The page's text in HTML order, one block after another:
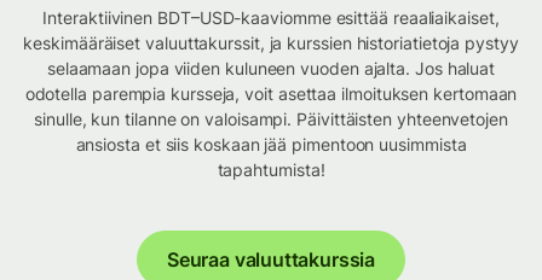
Interaktiivinen BDT–USD-kaaviomme esittää reaaliaikaiset,
keskimääräiset valuuttakurssit, ja kurssien historiatietoja pystyy
selaamaan jopa viiden kuluneen vuoden ajalta. Jos haluat
odotella parempia kursseja, voit asettaa ilmoituksen kertomaan
sinulle, kun tilanne on valoisampi. Päivittäisten yhteenvetojen
ansiosta et siis koskaan jää pimentoon uusimmista
tapahtumista!
Seuraa valuuttakurssia